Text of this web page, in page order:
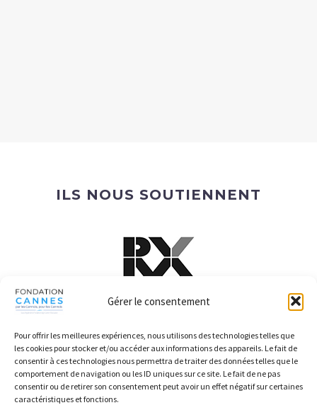
Gérer le consentement
Pour offrir les meilleures expériences, nous utilisons des technologies telles que
les cookies pour stocker et/ou accéder aux informations des appareils. Le fait de
consentir à ces technologies nous permettra de traiter des données telles que le
comportement de navigation ou les ID uniques sur ce site. Le fait de ne pas
consentir ou de retirer son consentement peut avoir un effet négatif sur certaines
caractéristiques et fonctions.
ILS NOUS SOUTIENNENT